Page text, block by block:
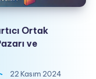
Ortak
ve
22 Kasım 2024